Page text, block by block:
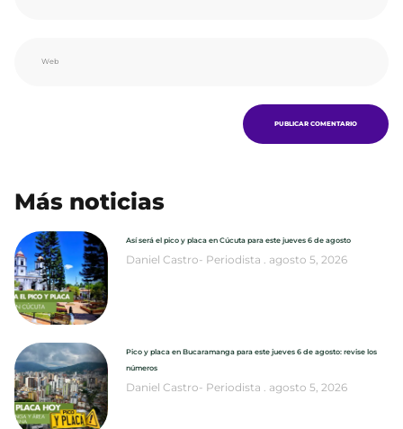
Más noticias
Así será el pico y placa en Cúcuta para este jueves 6 de agosto
Daniel Castro- Periodista agosto 5, 2026
Pico y placa en Bucaramanga para este jueves 6 de agosto: revise los
números
Daniel Castro- Periodista agosto 5, 2026